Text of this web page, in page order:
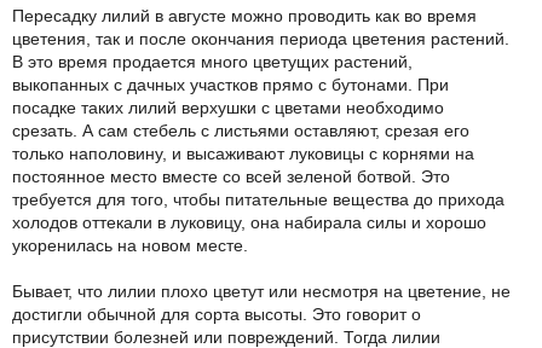
Пересадку лилий в августе можно проводить как во время
цветения, так и после окончания периода цветения растений.
В это время продается много цветущих растений,
выкопанных с дачных участков прямо с бутонами. При
посадке таких лилий верхушки с цветами необходимо
срезать. А сам стебель с листьями оставляют, срезая его
только наполовину, и высаживают луковицы с корнями на
постоянное место вместе со всей зеленой ботвой. Это
требуется для того, чтобы питательные вещества до прихода
холодов оттекали в луковицу, она набирала силы и хорошо
укоренилась на новом месте.
Бывает, что лилии плохо цветут или несмотря на цветение, не
достигли обычной для сорта высоты. Это говорит о
присутствии болезней или повреждений. Тогда лилии